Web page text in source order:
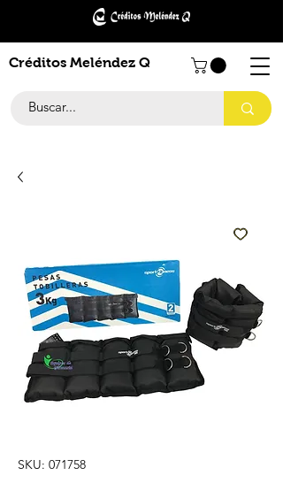
Créditos Meléndez Q
SKU: 071758